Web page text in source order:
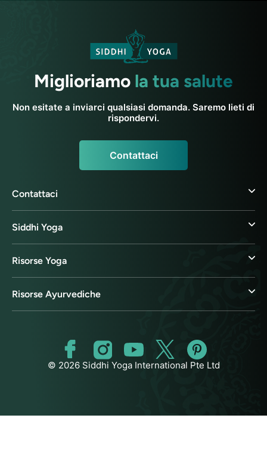
Miglioriamo la tua salute
Non esitate a inviarci qualsiasi domanda. Saremo lieti di
rispondervi.
Contattaci
Contattaci
Siddhi Yoga
Risorse Yoga
Risorse Ayurvediche
© 2026 Siddhi Yoga International Pte Ltd